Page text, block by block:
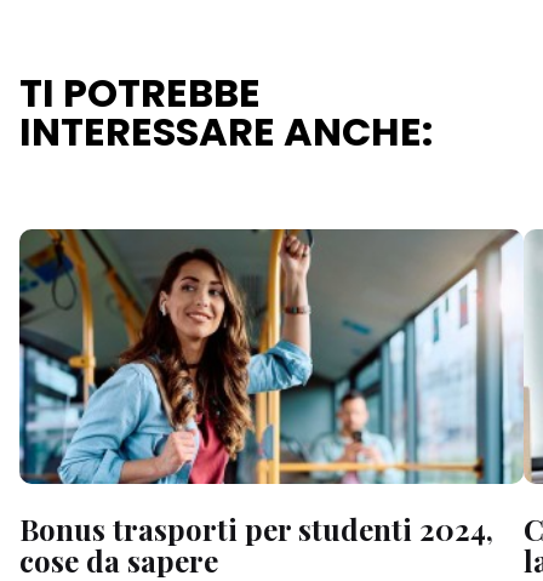
TI POTREBBE
INTERESSARE ANCHE:
Bonus trasporti per studenti 2024,
cose da sapere